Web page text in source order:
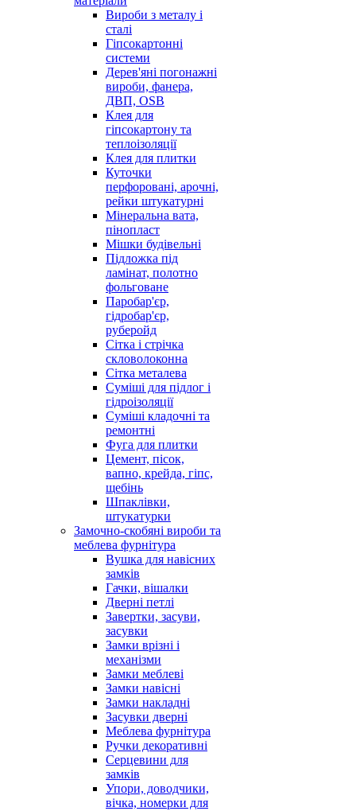
Вироби з металу і
сталі
Гіпсокартонні
системи
Дерев'яні погонажні
вироби, фанера,
ДВП, OSB
Клея для
гіпсокартону та
теплоізоляції
Клея для плитки
Куточки
перфоровані, арочні,
рейки штукатурні
Мінеральна вата,
пінопласт
Мішки будівельні
Підложка під
ламінат, полотно
фольговане
Паробар'єр,
гідробар'єр,
руберойд
Сітка і стрічка
скловолоконна
Сітка металева
Суміші для підлог і
гідроізоляції
Суміші кладочні та
ремонтні
Фуга для плитки
Цемент, пісок,
вапно, крейда, гіпс,
щебінь
Шпаклівки,
штукатурки
Замочно-скобяні вироби та
меблева фурнітура
Вушка для навісних
замків
Гачки, вішалки
Дверні петлі
Завертки, засуви,
засувки
Замки врізні і
механізми
Замки меблеві
Замки навісні
Замки накладні
Засувки дверні
Меблева фурнітура
Ручки декоративні
Серцевини для
замків
Упори, доводчики,
вічка, номерки для